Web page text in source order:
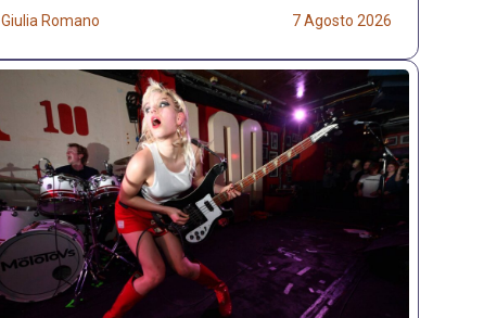
Giulia Romano 7 Agosto 2026